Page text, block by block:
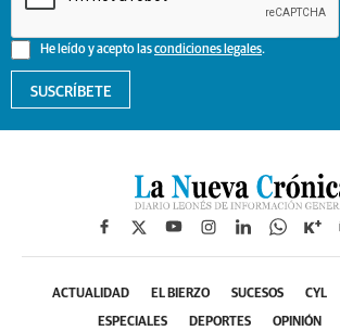
He leído y acepto lascondiciones legales.
SUSCRÍBETE
ACTUALIDAD EL BIERZO SUCESOS CYL
ESPECIALES DEPORTES OPINIÓN